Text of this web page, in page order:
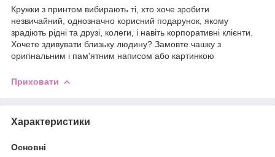
Кружки з принтом вибирають ті, хто хоче зробити
незвичайний, однозначно корисний подарунок, якому
зрадіють рідні та друзі, колеги, і навіть корпоративні клієнти.
Хочете здивувати близьку людину? Замовте чашку з
оригінальним і пам'ятним написом або картинкою
Приховати
Характеристики
Основні